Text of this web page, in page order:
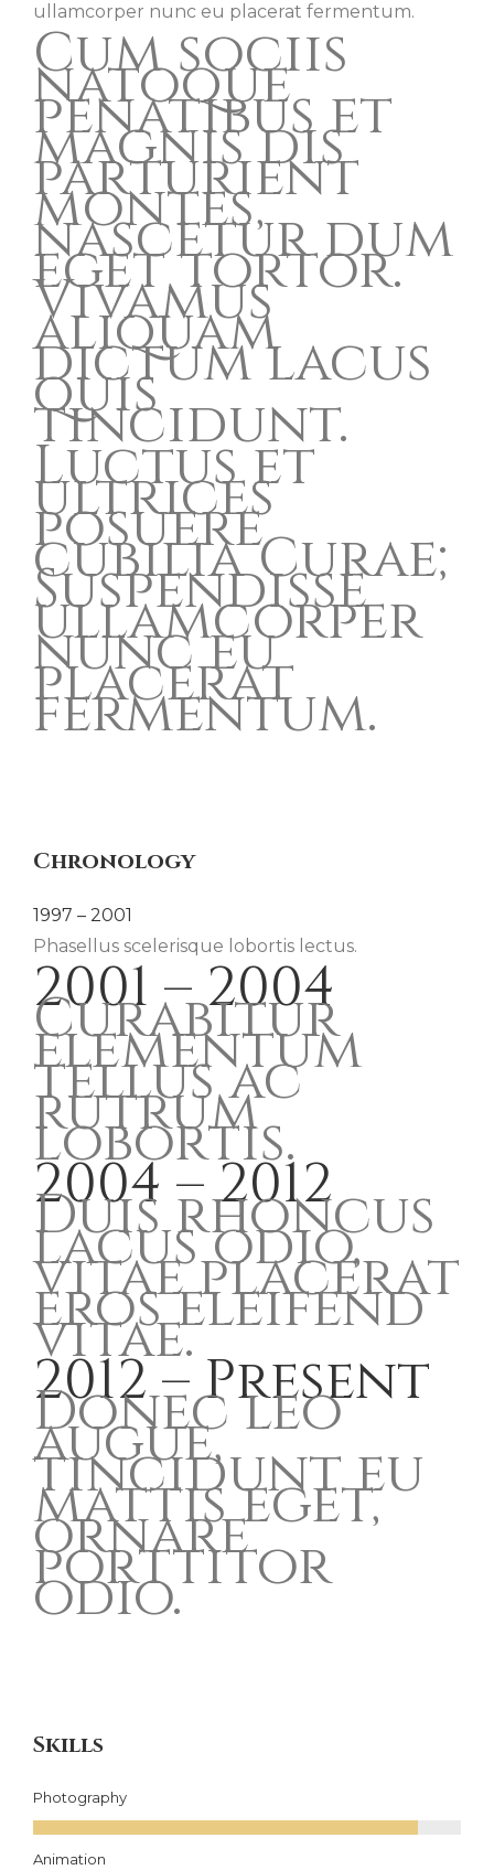
ullamcorper nunc eu placerat fermentum.
Cum sociis
natoque
penatibus et
magnis dis
parturient
montes,
nascetur dum
eget tortor.
Vivamus
aliquam
dictum lacus
quis
tincidunt.
Luctus et
ultrices
posuere
cubilia Curae;
Suspendisse
ullamcorper
nunc eu
placerat
fermentum.
Chronology
1997 – 2001
Phasellus scelerisque lobortis lectus.
2001 – 2004
Curabitur
elementum
tellus ac
rutrum
lobortis.
2004 – 2012
Duis rhoncus
lacus odio,
vitae placerat
eros eleifend
vitae.
2012 – Present
Donec leo
augue,
tincidunt eu
mattis eget,
ornare
porttitor
odio.
Skills
Photography
Animation